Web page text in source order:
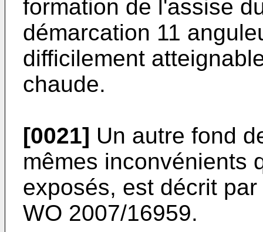
formation de l'assise
démarcation 11
difficilement
chaude.
[0021] Un autre fond
mêmes inconvénients
exposés, est décrit
WO 2007/16959.